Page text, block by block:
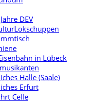
DEV
in Lübeck
Halle (Saale)
Erfurt
Celle